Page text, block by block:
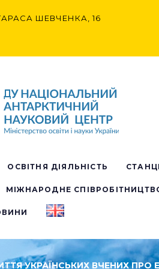
ШЕВЧЕНКА, 16
ОСВІТНЯ ДІЯЛЬНІСТЬ
МІЖНАРОДНЕ
УКРАЇНСЬКИХ ВЧЕНИХ